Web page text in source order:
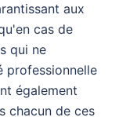
aux
cas de
qui ne
professionnelle
également
chacun de ces